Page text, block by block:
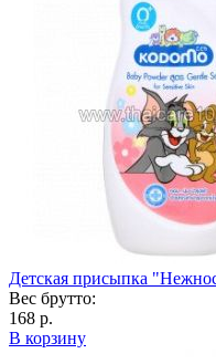
Детская присыпка
Вес брутто:
168 р.
В корзину